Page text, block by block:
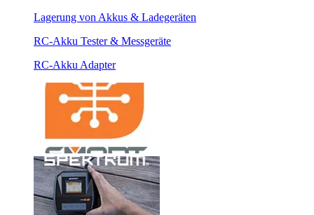
Lagerung von Akkus & Ladegeräten
RC-Akku Tester & Messgeräte
RC-Akku Adapter